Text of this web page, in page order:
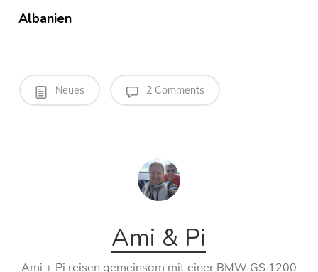
Albanien
Neues 2 Comments
Ami & Pi
Ami + Pi reisen gemeinsam mit einer BMW GS 1200